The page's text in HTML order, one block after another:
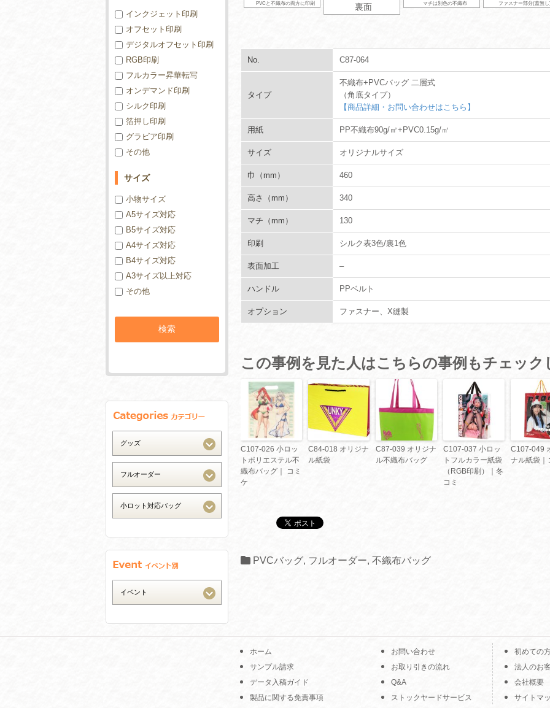
PVCと不織布の両方に印刷 裏面 マチは別色の不織布 ファスナー部分(蓋無し
No. C87-064
タイプ
不織布+PVCバッグ 二層式
（角底タイプ）
【商品詳細・お問い合わせはこちら】
用紙 PP不織布90g/㎡+PVC0.15g/㎡
サイズ オリジナルサイズ
巾（mm） 460
高さ（mm） 340
マチ（mm） 130
印刷 シルク表3色/裏1色
表面加工 –
ハンドル PPベルト
オプション ファスナー、X縫製
この事例を見た人はこちらの事例もチェック
C107-026 小ロッ
トポリエステル不
織布バッグ｜ コミ
ケ
C84-018 オリジナ
ル紙袋
C87-039 オリジナ
ル不織布バッグ
C107-037 小ロッ
トフルカラー紙袋
（RGB印刷）｜冬
コミ
C107-049
ナル紙袋｜
PVCバッグ, フルオーダー, 不織布バッグ
インクジェット印刷
オフセット印刷
デジタルオフセット印刷
RGB印刷
フルカラー昇華転写
オンデマンド印刷
シルク印刷
箔押し印刷
グラビア印刷
その他
サイズ
小物サイズ
A5サイズ対応
B5サイズ対応
A4サイズ対応
B4サイズ対応
A3サイズ以上対応
その他
ホーム
サンプル請求
データ入稿ガイド
製品に関する免責事項
お問い合わせ
お取り引きの流れ
Q&A
ストックヤードサービス
初めての
法人のお
会社概要
サイトマ